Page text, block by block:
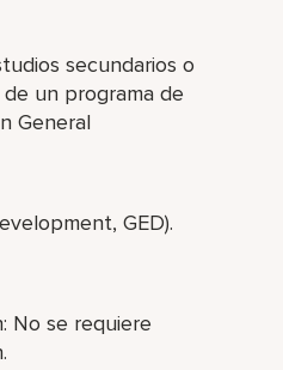
secundarios o
un programa de
General
GED).
No se requiere